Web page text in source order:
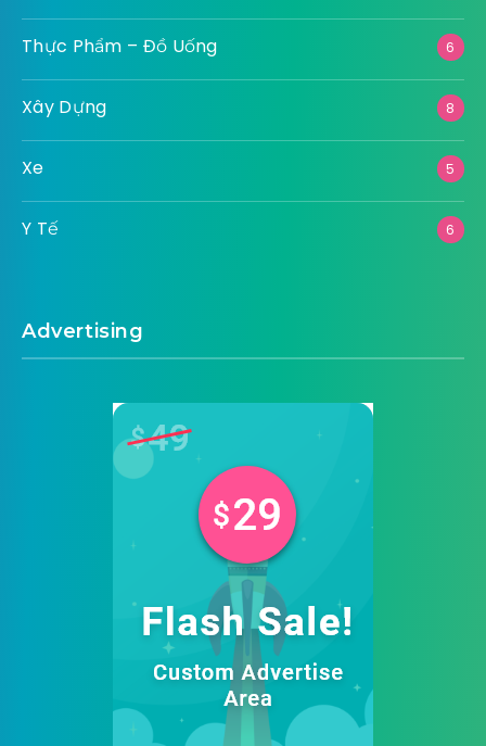
Thực Phẩm – Đồ Uống 6
Xây Dựng 8
Xe 5
Y Tế 6
Advertising